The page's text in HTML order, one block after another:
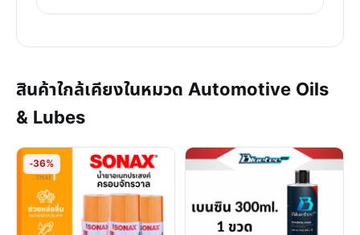
สินค้าใกล้เคียงในหมวด Automotive Oils
& Lubes
-36%